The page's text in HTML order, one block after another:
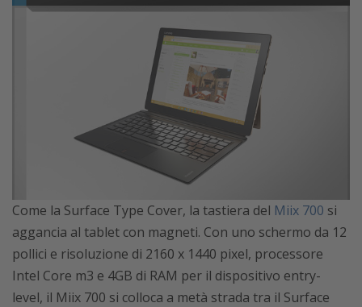
Come la Surface Type Cover, la tastiera del Miix 700 si
aggancia al tablet con magneti. Con uno schermo da 12
pollici e risoluzione di 2160 x 1440 pixel, processore
Intel Core m3 e 4GB di RAM per il dispositivo entry-
level, il Miix 700 si colloca a metà strada tra il Surface